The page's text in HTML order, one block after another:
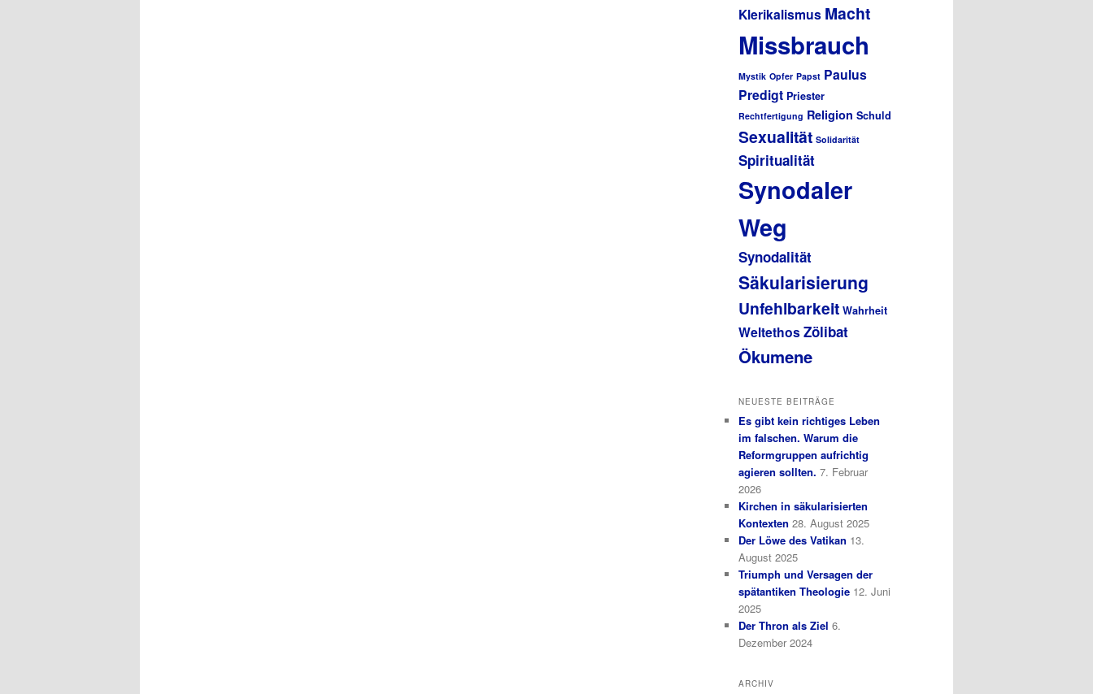
Klerikalismus Macht
Missbrauch
Mystik Opfer Papst Paulus
Predigt Priester
Rechtfertigung Religion Schuld
Sexualität Solidarität
Spiritualität
Synodaler
Weg
Synodalität
Säkularisierung
Unfehlbarkeit Wahrheit
WeltethosZölibat
Ökumene
NEUESTE BEITRÄGE
Es gibt kein richtiges Leben
im falschen. Warum die
Reformgruppen aufrichtig
agieren sollten. 7. Februar
2026
Kirchen in säkularisierten
Kontexten 28. August 2025
Der Löwe des Vatikan 13.
August 2025
Triumph und Versagen der
spätantiken Theologie 12. Juni
2025
Der Thron als Ziel 6.
Dezember 2024
ARCHIV